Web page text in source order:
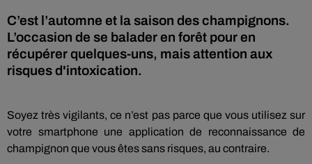
C’est l’automne et la saison des champignons.
L’occasion de se balader en forêt pour en
récupérer quelques-uns, mais attention aux
risques d'intoxication.
Soyez très vigilants, ce n’est pas parce que vous utilisez sur
votre smartphone une application de reconnaissance de
champignon que vous êtes sans risques, au contraire.